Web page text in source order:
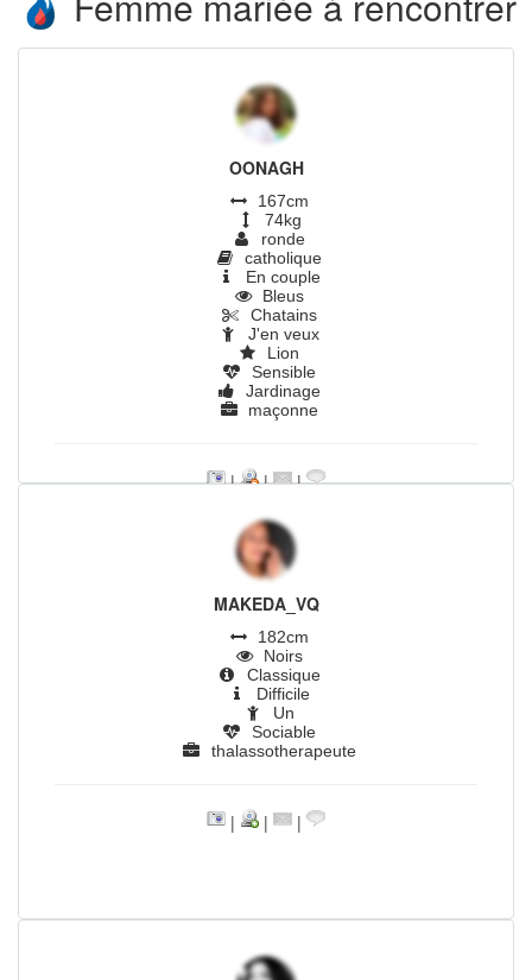
OONAGH
167cm
74kg
ronde
catholique
En couple
Bleus
Chatains
J'en veux
Lion
Sensible
Jardinage
maçonne
| | |
MAKEDA_VQ
182cm
Noirs
Classique
Difficile
Un
Sociable
thalassotherapeute
| | |